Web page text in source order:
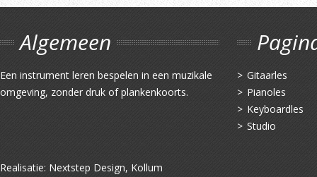
Algemeen
Een instrument leren bespelen in een muzikale
omgeving, zonder druk of plankenkoorts.
Gitaarles
Pianoles
Keyboardles
Studio
Realisatie: Nextstep Design, Kollum